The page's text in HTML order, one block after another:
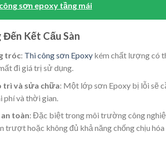
sơn epoxy tầng mái
Kết Cấu Sàn
tróc: Thi công sơn Epoxykém chất lượng có
đi giá trị sử dụng.
trì và sửa chữa: Một lớp sơn Epoxy bị lỗi sẽ
phí và thời gian.
toàn: Đặc biệt trong môi trường công
trượt hoặc không đủ khả năng chống chịu hóa